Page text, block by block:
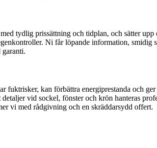
tydlig prissättning och tidplan, och sätter upp
Ni får löpande information, smidig
garanti.
kan förbättra energiprestanda och
vid sockel, fönster och krön hanteras
vi med rådgivning och en skräddarsydd offert.